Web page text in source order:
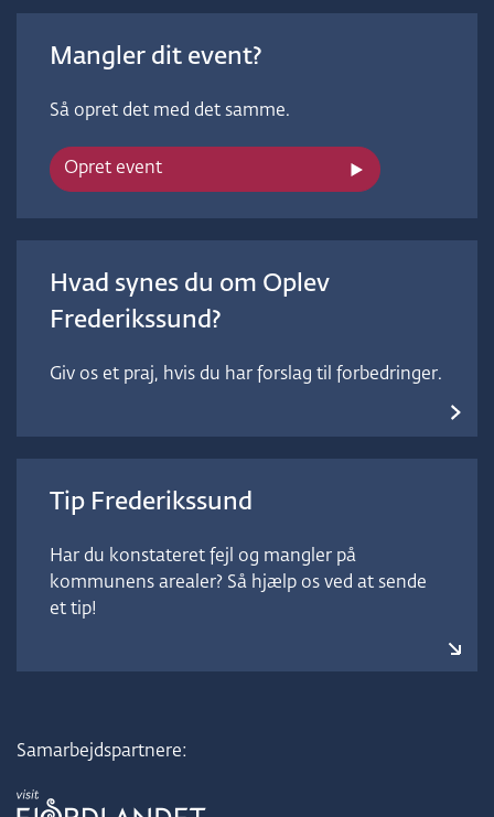
Mangler dit event?
Så opret det med det samme.
Opret event
Hvad synes du om Oplev
Frederikssund?
Giv os et praj, hvis du har forslag til forbedringer.
Tip Frederikssund
Har du konstateret fejl og mangler på
kommunens arealer? Så hjælp os ved at sende
et tip!
Samarbejdspartnere: